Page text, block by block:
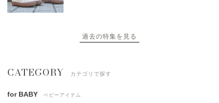
過去の特集を見る
CATEGORY カテゴリで探す
for BABY ベビーアイテム